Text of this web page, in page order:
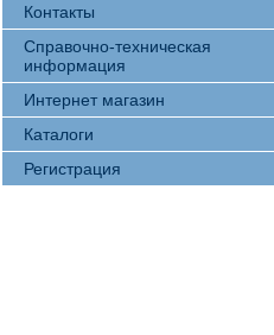
Контакты
Справочно-техническая
информация
Интернет магазин
Каталоги
Регистрация